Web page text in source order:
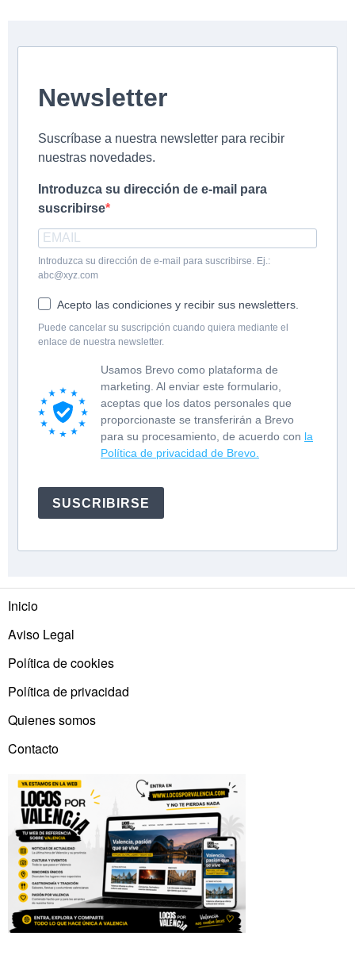
Newsletter
Suscríbase a nuestra newsletter para recibir
nuestras novedades.
Introduzca su dirección de e-mail para
suscribirse
Introduzca su dirección de e-mail para suscribirse. Ej.:
abc@xyz.com
Acepto las condiciones y recibir sus newsletters.
Puede cancelar su suscripción cuando quiera mediante el
enlace de nuestra newsletter.
Usamos Brevo como plataforma de
marketing. Al enviar este formulario,
aceptas que los datos personales que
proporcionaste se transferirán a Brevo
para su procesamiento, de acuerdo con la
Política de privacidad de Brevo.
SUSCRIBIRSE
Inicio
Aviso Legal
Política de cookies
Política de privacidad
Quienes somos
Contacto